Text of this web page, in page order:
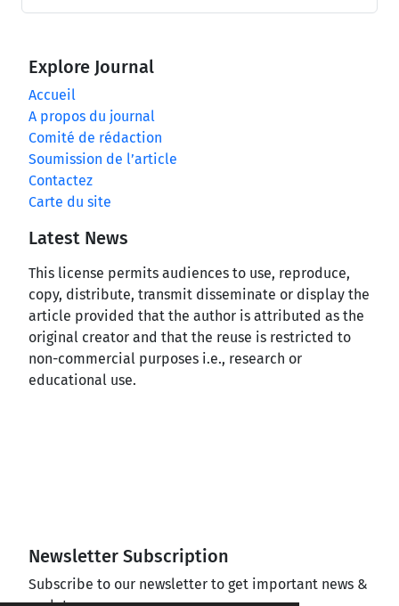
Explore Journal
Accueil
A propos du journal
Comité de rédaction
Soumission de l’article
Contactez
Carte du site
Latest News
This license permits audiences to use, reproduce,
copy, distribute, transmit disseminate or display the
article provided that the author is attributed as the
original creator and that the reuse is restricted to
non-commercial purposes i.e., research or
educational use.
Newsletter Subscription
Subscribe to our newsletter to get important news &